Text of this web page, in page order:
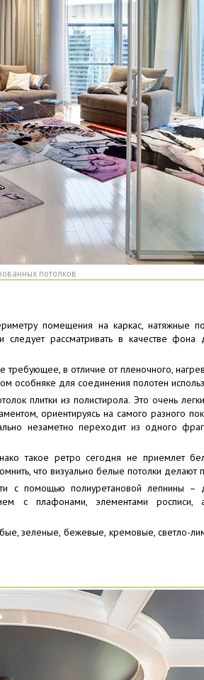
потолков
помещения на каркас, натяжные
рассматривать в качестве
в отличие от пленочного,
особняке для соединения полотен
плитки из полистирола. Это очень
ориентируясь на самого разного
незаметно переходит из одного
такое ретро сегодня не приемлет
что визуально белые потолки
с помощью полиуретановой лепнины –
с плафонами, элементами росписи,
зеленые, бежевые, кремовые, светло-